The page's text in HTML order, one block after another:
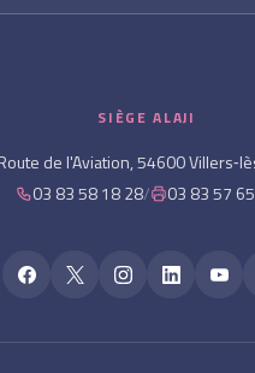
SIÈGE ALAJI
de l'Aviation, 54600
03 83 58 18 28/ 03 83 57